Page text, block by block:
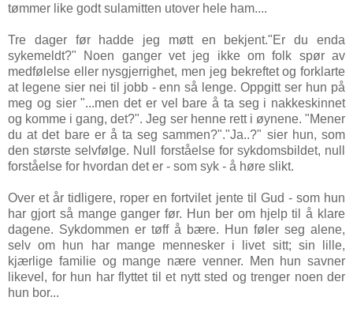
tømmer like godt sulamitten utover hele ham....
Tre dager før hadde jeg møtt en bekjent."Er du enda
sykemeldt?" Noen ganger vet jeg ikke om folk spør av
medfølelse eller nysgjerrighet, men jeg bekreftet og forklarte
at legene sier nei til jobb - enn så lenge. Oppgitt ser hun på
meg og sier "...men det er vel bare å ta seg i nakkeskinnet
og komme i gang, det?". Jeg ser henne rett i øynene. "Mener
du at det bare er å ta seg sammen?"."Ja..?" sier hun, som
den største selvfølge. Null forståelse for sykdomsbildet, null
forståelse for hvordan det er - som syk - å høre slikt.
Over et år tidligere, roper en fortvilet jente til Gud - som hun
har gjort så mange ganger før. Hun ber om hjelp til å klare
dagene. Sykdommen er tøff å bære. Hun føler seg alene,
selv om hun har mange mennesker i livet sitt; sin lille,
kjærlige familie og mange nære venner. Men hun savner
likevel, for hun har flyttet til et nytt sted og trenger noen der
hun bor...